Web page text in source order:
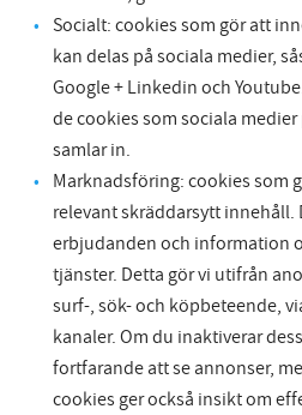
Socialt: cookies som gör att
kan delas på sociala medier,
Google + Linkedin och
de cookies som sociala
samlar in.
Marknadsföring: cookies som
relevant skräddarsytt innehåll.
erbjudanden och information
tjänster. Detta gör vi utifrån
surf-, sök- och köpbeteende,
kanaler. Om du inaktiverar
fortfarande att se annonser,
cookies ger också insikt om